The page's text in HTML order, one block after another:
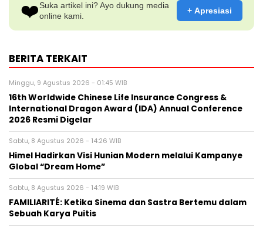
❤️Suka artikel ini? Ayo dukung media
online kami.
+ Apresiasi
BERITA TERKAIT
Minggu, 9 Agustus 2026 - 01:45 WIB
16th Worldwide Chinese Life Insurance Congress &
International Dragon Award (IDA) Annual Conference
2026 Resmi Digelar
Sabtu, 8 Agustus 2026 - 14:26 WIB
Himel Hadirkan Visi Hunian Modern melalui Kampanye
Global “Dream Home”
Sabtu, 8 Agustus 2026 - 14:19 WIB
FAMILIARITÉ: Ketika Sinema dan Sastra Bertemu dalam
Sebuah Karya Puitis